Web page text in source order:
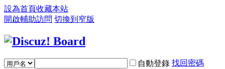
設為首頁收藏本站
開啟輔助訪問 切換到窄版
自動登錄 找回密碼